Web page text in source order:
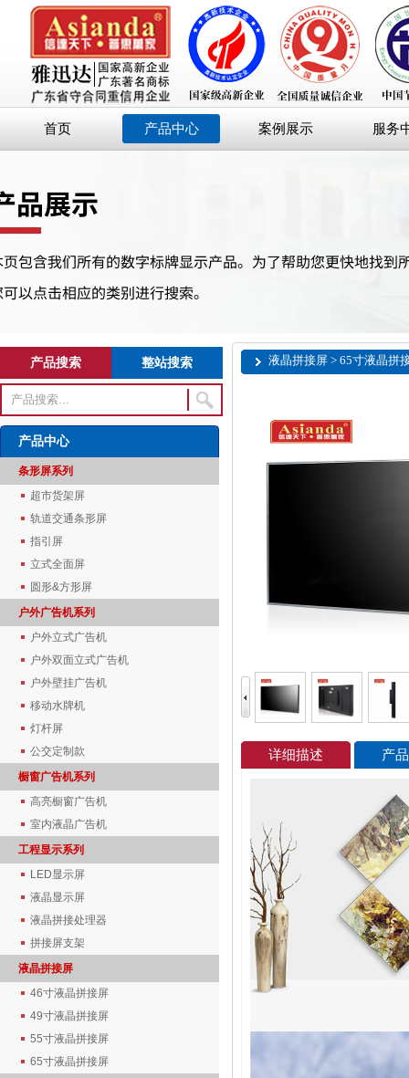
首页 产品中心 案例展示 服务
产品搜索 整站搜索
产品中心
条形屏系列
超市货架屏
轨道交通条形屏
指引屏
立式全面屏
圆形&方形屏
户外广告机系列
户外立式广告机
户外双面立式广告机
户外壁挂广告机
移动水牌机
灯杆屏
公交定制款
橱窗广告机系列
高亮橱窗广告机
室内液晶广告机
工程显示系列
LED显示屏
液晶显示屏
液晶拼接处理器
拼接屏支架
液晶拼接屏
46寸液晶拼接屏
49寸液晶拼接屏
55寸液晶拼接屏
65寸液晶拼接屏
液晶拼接屏 > 65寸液晶拼
详细描述 产